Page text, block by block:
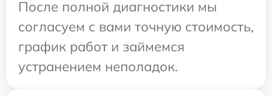
После полной диагностики мы
согласуем с вами точную стоимость,
график работ и займемся
устранением неполадок.